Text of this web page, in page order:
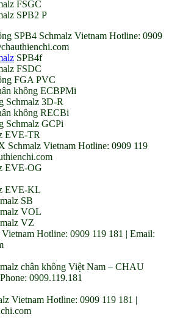
FSGC
SPB2 P
SPB4 Schmalz Vietnam Hotline: 0909
SPB4f
FSDC
FGA PVC
không ECBPMi
Schmalz 3D-R
không RECBi
Schmalz GCPi
EVE-TR
Schmalz Vietnam Hotline: 0909 119
EVE-OG
EVE-KL
SB
VOL
VZ
Hotline: 0909 119 181 | Email:
chân không Việt Nam – CHAU
0909.119.181
Vietnam Hotline: 0909 119 181 |